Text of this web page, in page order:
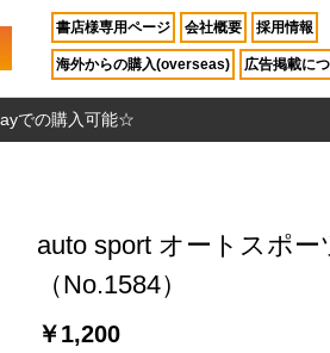
書店様専用ページ 会社概要 採用情報
海外からの購入(overseas) 広告掲載に
での購入可能☆
auto sport オートスポー
（No.1584）
￥1,200